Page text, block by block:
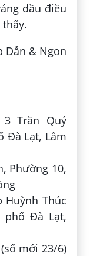
dầu điều
3 Trần Quý
Đà Lạt, Lâm
Phường 10,
Huỳnh Thúc
phố Đà Lạt,
mới 23/6)